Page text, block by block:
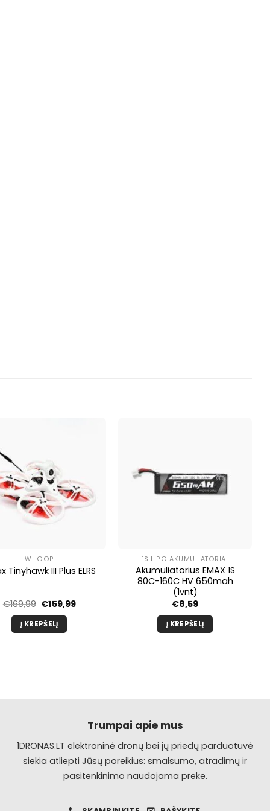
WHOOP
Tinyhawk III Plus ELRS
€169,99 Pradinė
kaina
buvo:
€169,99.
€159,99Dabartinė
Į KREPŠELĮ
1S LIPO AKUMULIATORIAI
Akumuliatorius EMAX 1S
80C-160C HV 650mah
(1vnt)
€8,59
Į KREPŠELĮ
Trumpai apie mus
1DRONAS.LT elektroninė dronų bei jų priedų parduotuvė
siekia atliepti Jūsų poreikius: smalsumo, atradimų ir
pasitenkinimo naudojama preke.